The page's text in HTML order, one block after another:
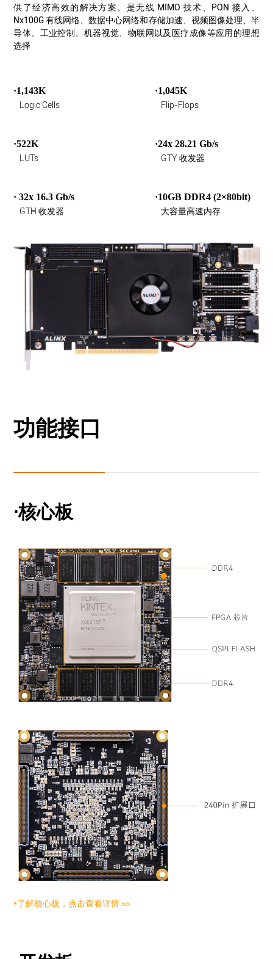
供了经济高效的解决方案。是无线 MIMO 技术、PON 接入、
Nx100G 有线网络、数据中心网络和存储加速、视频图像处理、半
导体、工业控制、机器视觉、物联网以及医疗成像等应用的理想
选择
·1,143K
Logic Cells
·1,045K
Flip-Flops
·522K
LUTs
·24x 28.21 Gb/s
GTY 收发器
· 32x 16.3 Gb/s
GTH 收发器
·10GB DDR4 (2×80bit)
大容量高速内存
功能接口
·核心板
*了解核心板，点击查看详情 >>